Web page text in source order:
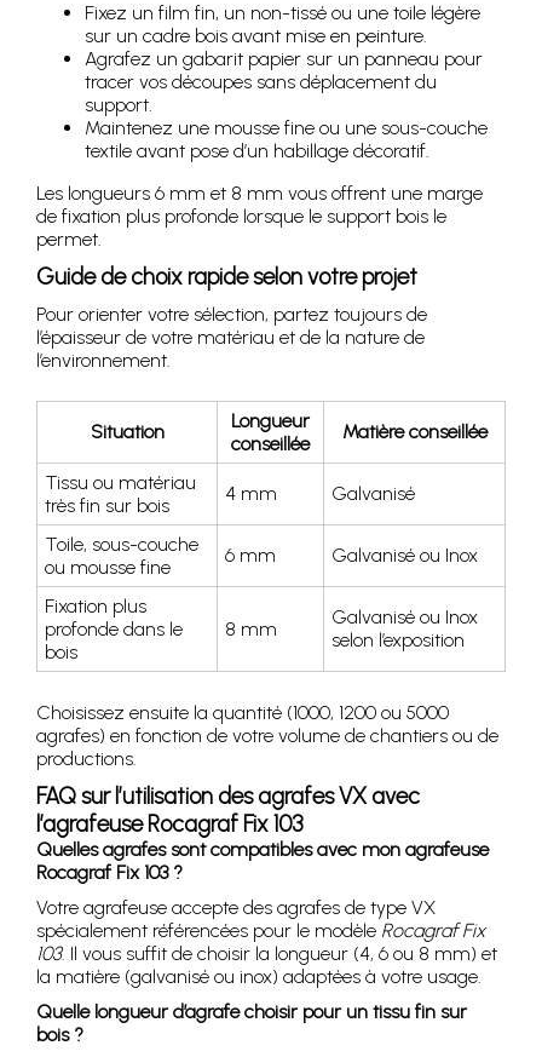
Fixez un film fin, un non-tissé ou une toile légère
sur un cadre bois avant mise en peinture.
Agrafez un gabarit papier sur un panneau pour
tracer vos découpes sans déplacement du
support.
Maintenez une mousse fine ou une sous-couche
textile avant pose d’un habillage décoratif.
Les longueurs 6 mm et 8 mm vous offrent une marge
de fixation plus profonde lorsque le support bois le
permet.
Guide de choix rapide selon votre projet
Pour orienter votre sélection, partez toujours de
l’épaisseur de votre matériau et de la nature de
l’environnement.
Situation
Longueur
conseillée
Matière conseillée
Tissu ou matériau
très fin sur bois
4 mm Galvanisé
Toile, sous-couche
ou mousse fine
6 mm Galvanisé ou Inox
Fixation plus
profonde dans le
bois
8 mm
Galvanisé ou Inox
selon l’exposition
Choisissez ensuite la quantité (1000, 1200 ou 5000
agrafes) en fonction de votre volume de chantiers ou de
productions.
FAQ sur l’utilisation des agrafes VX avec
l’agrafeuse Rocagraf Fix 103
Quelles agrafes sont compatibles avec mon agrafeuse
Rocagraf Fix 103 ?
Votre agrafeuse accepte des agrafes de type VX
spécialement référencées pour le modèle Rocagraf Fix
103. Il vous suffit de choisir la longueur (4, 6 ou 8 mm) et
la matière (galvanisé ou inox) adaptées à votre usage.
Quelle longueur d’agrafe choisir pour un tissu fin sur
bois ?